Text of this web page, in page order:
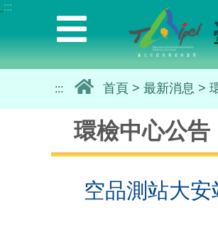
:::
選
單
｜
Menu
::: 首頁 > 最新消息 >
環檢中心公告
空品測站大